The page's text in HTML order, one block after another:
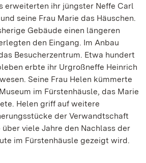
erweiterten ihr jüngster Neffe Carl
seine Frau Marie das Häuschen.
Gebäude einen längeren
den Eingang. Im Anbau
Besucherzentrum. Etwa hundert
erbte ihr Urgroßneffe Heinrich
Seine Frau Helen kümmerte
im Fürstenhäusle, das Marie
Helen griff auf weitere
der Verwandtschaft
viele Jahre den Nachlass der
im Fürstenhäusle gezeigt wird.